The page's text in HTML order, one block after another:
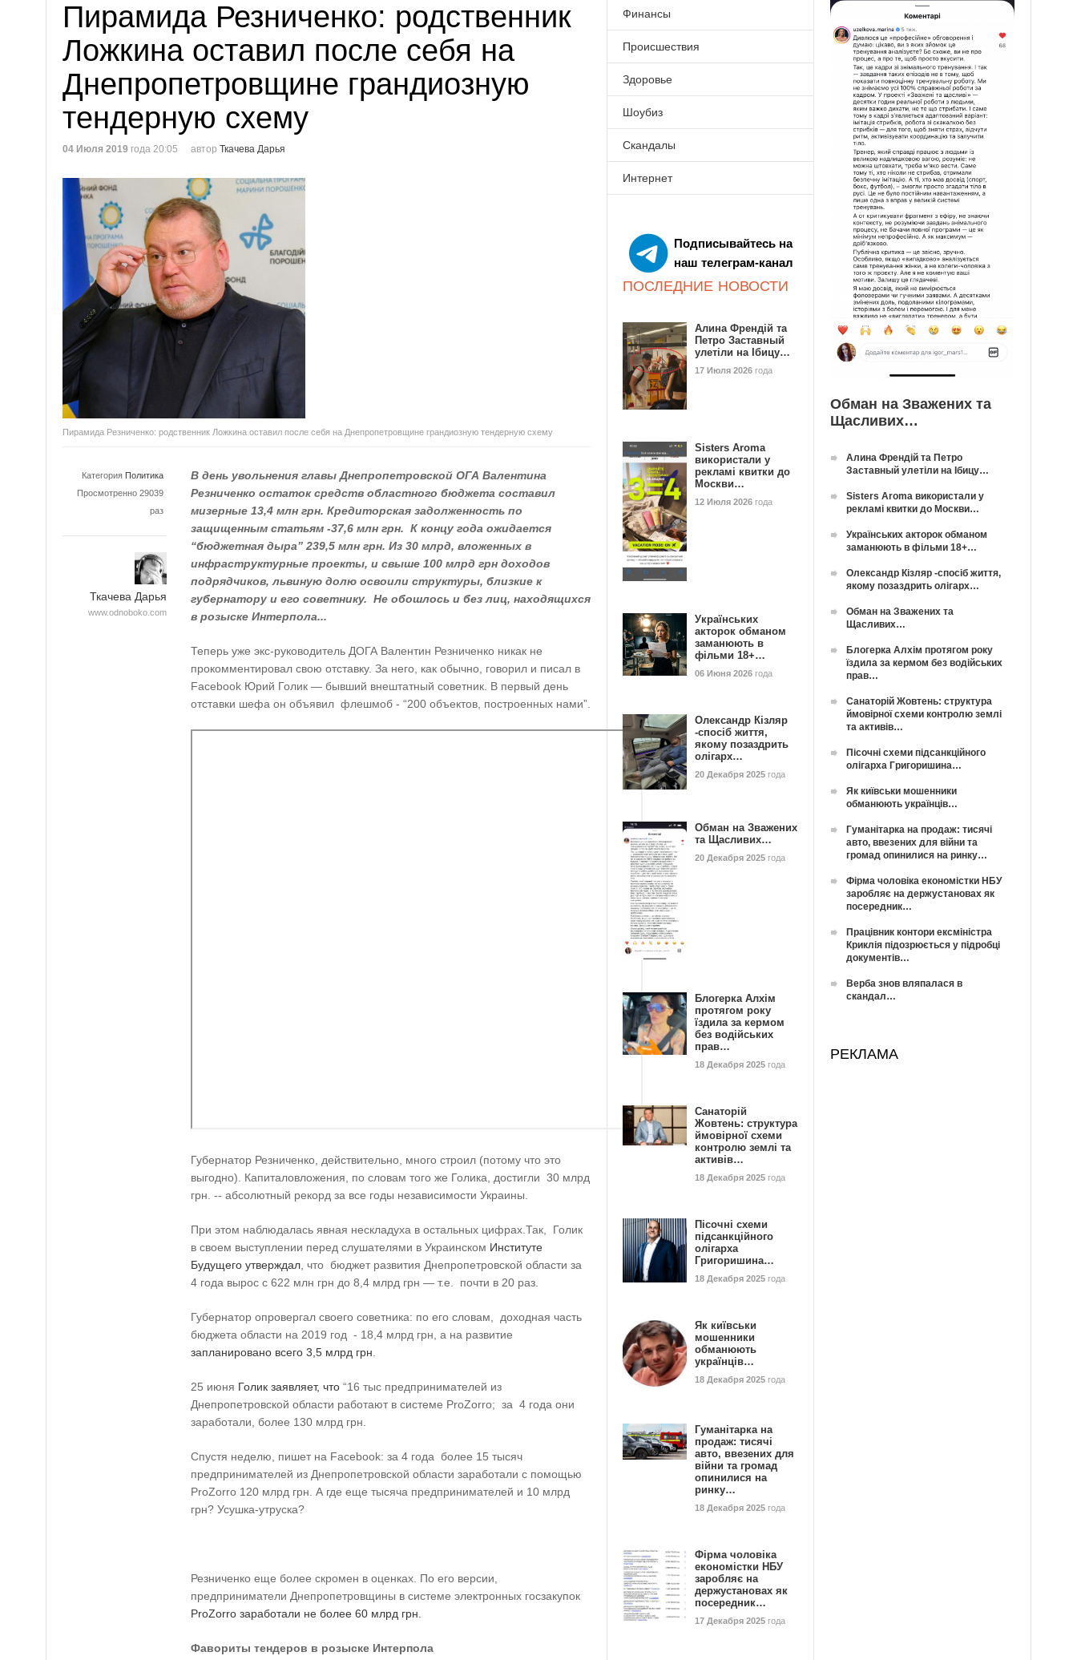
Пирамида Резниченко: родственник
Ложкина оставил после себя на
Днепропетровщине грандиозную
тендерную схему
04 Июля 2019 года 20:05 автор Ткачева Дарья
Пирамида Резниченко: родственник Ложкина оставил после себя на Днепропетровщине грандиозную тендерную схему
Категория Политика
Просмотренно 29039
раз
Ткачева Дарья
www.odnoboko.com
В день увольнения главы Днепропетровской ОГА Валентина
Резниченко остаток средств областного бюджета составил
мизерные 13,4 млн грн. Кредиторская задолженность по
защищенным статьям -37,6 млн грн. К концу года ожидается
“бюджетная дыра” 239,5 млн грн. Из 30 млрд, вложенных в
инфраструктурные проекты, и свыше 100 млрд грн доходов
подрядчиков, львиную долю освоили структуры, близкие к
губернатору и его советнику. Не обошлось и без лиц, находящихся
в розыске Интерпола...
Теперь уже экс-руководитель ДОГА Валентин Резниченко никак не
прокомментировал свою отставку. За него, как обычно, говорил и писал в
Facebook Юрий Голик — бывший внештатный советник. В первый день
отставки шефа он объявил флешмоб - “200 объектов, построенных нами”.
Губернатор Резниченко, действительно, много строил (потому что это
выгодно). Капиталовложения, по словам того же Голика, достигли 30 млрд
грн. -- абсолютный рекорд за все годы независимости Украины.
При этом наблюдалась явная нескладуха в остальных цифрах.Так, Голик
в своем выступлении перед слушателями в Украинском Институте
Будущего утверждал , что бюджет развития Днепропетровской области за
4 года вырос с 622 млн грн до 8,4 млрд грн — т.е. почти в 20 раз.
Губернатор опровергал своего советника: по его словам, доходная часть
бюджета области на 2019 год - 18,4 млрд грн, а на развитие
запланировано всего 3,5 млрд грн
25 июня Голик заявляет, что “16 тыс предпринимателей из
Днепропетровской области работают в системе ProZorro; за 4 года они
заработали, более 130 млрд грн.
Спустя неделю, пишет на Facebook: за 4 года более 15 тысяч
предпринимателей из Днепропетровской области заработали с помощью
ProZorro 120 млрд грн. А где еще тысяча предпринимателей и 10 млрд
грн? Усушка-утруска?
Резниченко еще более скромен в оценках. По его версии,
предприниматели Днепропетровщины в системе электронных госзакупок
ProZorro заработали не более 60 млрд грн.
Фавориты тендеров в розыске Интерпола
Финансы
Происшествия
Здоровье
Шоубиз
Скандалы
Интернет
Подписывайтесь на
наш телеграм-канал
ПОСЛЕДНИЕ НОВОСТИ
Алина Френдій та
Петро Заставный
улетіли на Ібицу…
17 Июля 2026 года
Sisters Aroma
використали у
рекламі квитки до
Москви…
12 Июля 2026 года
Українських
акторок обманом
заманюють в
фільми 18+…
06 Июня 2026 года
Олександр Кізляр
-спосіб життя,
якому позаздрить
олігарх…
20 Декабря 2025 года
Обман на Зважених
та Щасливих…
20 Декабря 2025 года
Блогерка Алхім
протягом року
їздила за кермом
без водійських
прав…
18 Декабря 2025 года
Санаторій
Жовтень: структура
ймовірної схеми
контролю землі та
активів…
18 Декабря 2025 года
Пісочні схеми
підсанкційного
олігарха
Григоришина…
18 Декабря 2025 года
Як київськи
мошенники
обманюють
українців…
18 Декабря 2025 года
Гуманітарка на
продаж: тисячі
авто, ввезених для
війни та громад
опинилися на
ринку…
18 Декабря 2025 года
Фірма чоловіка
економістки НБУ
заробляє на
держустановах як
посередник…
17 Декабря 2025 года
Обман на Зважених та
Щасливих…
Алина Френдій та Петро
Заставный улетіли на Ібицу…
Sisters Aroma використали у
рекламі квитки до Москви…
Українських акторок обманом
заманюють в фільми 18+…
Олександр Кізляр -спосіб життя,
якому позаздрить олігарх…
Обман на Зважених та
Щасливих…
Блогерка Алхім протягом року
їздила за кермом без водійських
прав…
Санаторій Жовтень: структура
ймовірної схеми контролю землі
та активів…
Пісочні схеми підсанкційного
олігарха Григоришина…
Як київськи мошенники
обманюють українців…
Гуманітарка на продаж: тисячі
авто, ввезених для війни та
громад опинилися на ринку…
Фірма чоловіка економістки НБУ
заробляє на держустановах як
посередник…
Працівник контори ексміністра
Криклія підозрюється у підробці
документів…
Верба знов вляпалася в
скандал…
РЕКЛАМА